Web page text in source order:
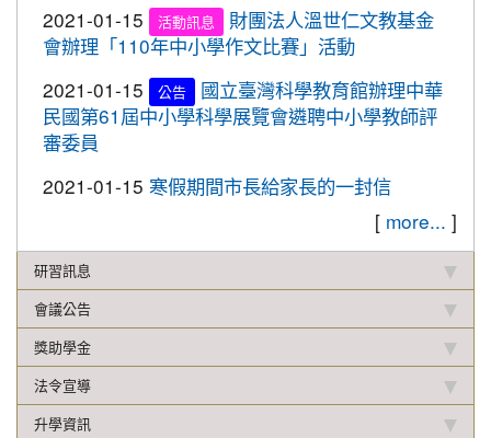
2019-12-16
賀!
本校學生參加2019年名人盃冬季校
園圍棋對抗賽成績優異
2019-12-12
重要
108年校內語文競賽 得獎名單(最
新版12.17)
2019-11-27
2019-11-07
本校學生參加新竹市新豐盃羽球賽
成績優異
2019-10-21 賀!
本校學生參加2019年國慶華江盃羽
球錦標賽成績優異
2019-10-04
本校學生參加108年新北市城市夏
季盃全國羽球錦標賽成績優異
2021-01-15
活動訊息
財團法人溫世仁文教基金
會辦理「110年中小學作文比賽」活動
2021-01-15
公告
國立臺灣科學教育館辦理中華
民國第61屆中小學科學展覽會遴聘中小學教師評
審委員
2021-01-15 寒假期間市長給家長的一封信
[ more... ]
研習訊息
會議公告
獎助學金
法令宣導
升學資訊